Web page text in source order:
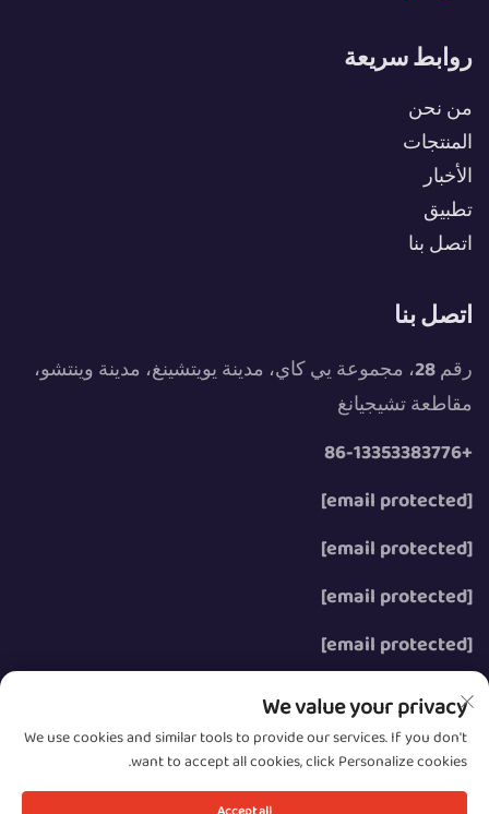
روابط سريعة
من نحن
المنتجات
الأخبار
تطبيق
اتصل بنا
اتصل بنا
رقم 28، مجموعة يي كاي، مدينة يويتشينغ، مدينة وينتشو،
مقاطعة تشيجيانغ
+86-13353383776
[email protected]
[email protected]
[email protected]
[email protected]
حقوق الت COPYRIGHT © 2026 شركة وينتشو زونغزه
We value your privacy
We use cookies and similar tools to provide our services. If you don't
want to accept all cookies, click Personalize cookies.